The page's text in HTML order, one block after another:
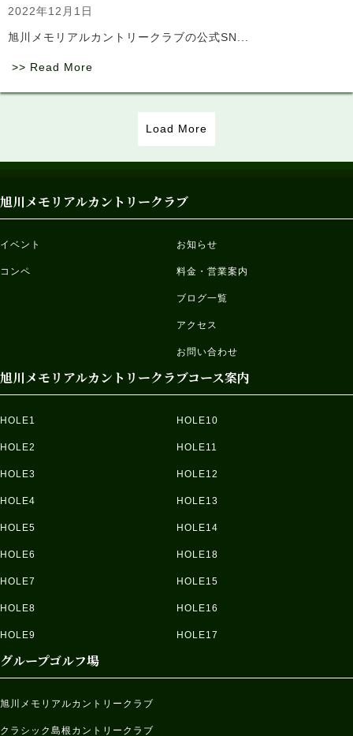
2022年12月1日
旭川メモリアルカントリークラブの公式SN...
>> Read More
Load More
旭川メモリアルカントリークラブ
イベント
コンペ
お知らせ
料金・営業案内
ブログ一覧
アクセス
お問い合わせ
旭川メモリアルカントリークラブコース案内
HOLE1
HOLE2
HOLE3
HOLE4
HOLE5
HOLE6
HOLE7
HOLE8
HOLE9
HOLE10
HOLE11
HOLE12
HOLE13
HOLE14
HOLE18
HOLE15
HOLE16
HOLE17
グループゴルフ場
旭川メモリアルカントリークラブ
クラシック島根カントリークラブ